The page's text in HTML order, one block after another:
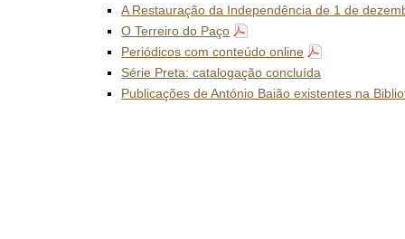
A Restauração da Independência de 1 de
O Terreiro do Paço
Periódicos com conteúdo online
Série Preta: catalogação concluída
Publicações de António Baião existentes na